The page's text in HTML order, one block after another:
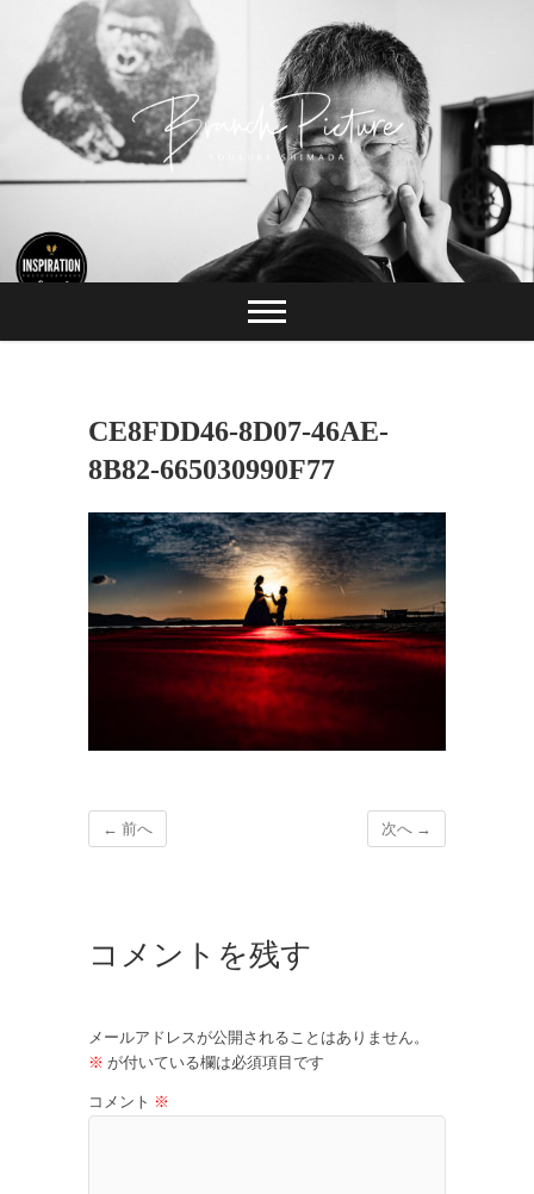
content
ブランチピクチャ
ー 嶋田陽介
長崎 カメラマン
CE8FDD46-8D07-46AE-
8B82-665030990F77
← 前へ 次へ →
コメントを残す
メールアドレスが公開されることはありません。
※ が付いている欄は必須項目です
コメント ※